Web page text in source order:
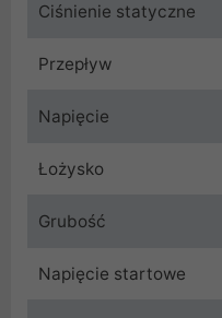
Ciśnienie statyczne
Przepływ
Napięcie
Łożysko
Grubość
Napięcie startowe